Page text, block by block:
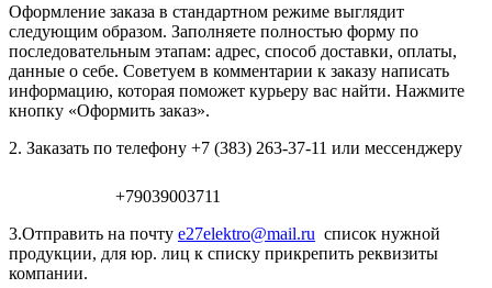
Оформление заказа в стандартном режиме выглядит
следующим образом. Заполняете полностью форму по
последовательным этапам: адрес, способ доставки, оплаты,
данные о себе. Советуем в комментарии к заказу написать
информацию, которая поможет курьеру вас найти. Нажмите
кнопку «Оформить заказ».
2. Заказать по телефону +7 (383) 263-37-11 или мессенджеру
+79039003711
3.Отправить на почту e27elektro@mail.ru список нужной
продукции, для юр. лиц к списку прикрепить реквизиты
компании.